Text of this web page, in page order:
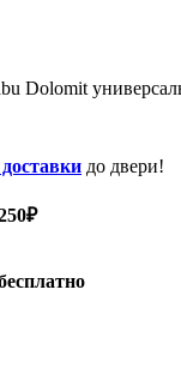
Dolomit
до двери!